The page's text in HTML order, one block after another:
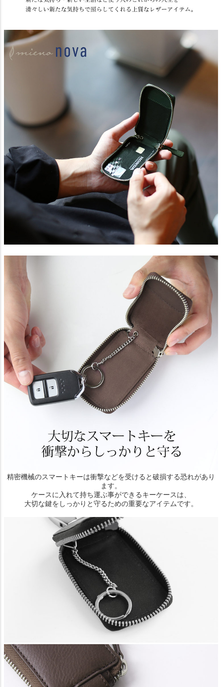
精密機械のスマートキーは衝撃などを受けると破損する恐れがあり
ます。
ケースに入れて持ち運ぶ事ができるキーケースは、
大切な鍵をしっかりと守るための重要なアイテムです。